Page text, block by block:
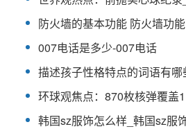
防火墙的基本功能 防火墙功能
007电话是多少-007电话
描述孩子性格特点的词语有
韩国sz服饰怎么样_韩国sz服